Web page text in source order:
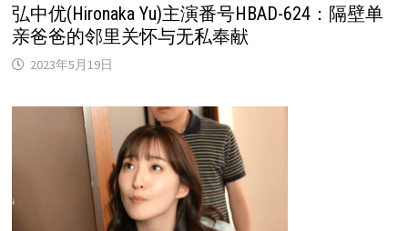
弘中优(Hironaka Yu)主演番号HBAD-624：隔壁单
亲爸爸的邻里关怀与无私奉献
2023年5月19日